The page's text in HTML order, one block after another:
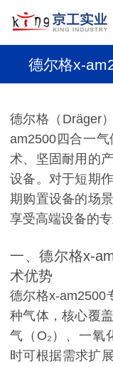
德尔格x-
德尔格（Dräger
am2500四合一
术、坚固耐用的
设备。对于短期
期购置设备的场
享受高端设备的专
一、德尔格x-
术优势
德尔格x-am2500
种气体，核心覆
气（O₂）、一氧
时可根据需求扩